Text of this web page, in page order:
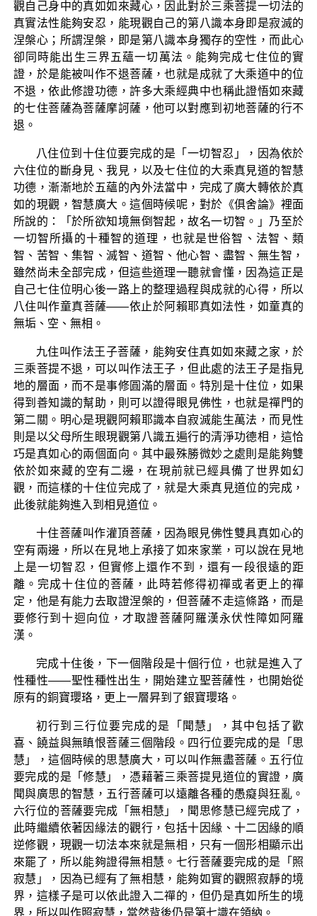
觀自己身中的真如如來藏心，因此對於三乘菩提一切法的
真實法性能夠安忍，能現觀自己的第八識本身即是寂滅的
涅槃心；所謂涅槃，即是第八識本身獨存的空性，而此心
卻同時能出生三界五蘊一切萬法。能夠完成七住位的實
證，於是能被叫作不退菩薩，也就是成就了大乘道中的位
不退，依此修證功德，許多大乘經典中也稱此證悟如來藏
的七住菩薩為菩薩摩訶薩，他可以對應到初地菩薩的行不
退。
八住位到十住位要完成的是「一切智忍」，因為依於
六住位的斷身見、我見，以及七住位的大乘真見道的智慧
功德，漸漸地於五蘊的內外法當中，完成了廣大轉依於真
如的現觀，智慧廣大。這個時候呢，對於《俱舍論》裡面
所說的：「於所欲知境無倒智起，故名一切智。」乃至於
一切智所攝的十種智的道理，也就是世俗智、法智、類
智、苦智、集智、滅智、道智、他心智、盡智、無生智，
雖然尚未全部完成，但這些道理一聽就會懂，因為這正是
自己七住位明心後一路上的整理過程與成就的心得，所以
八住叫作童真菩薩——依止於阿賴耶真如法性，如童真的
無垢、空、無相。
九住叫作法王子菩薩，能夠安住真如如來藏之家，於
三乘菩提不退，可以叫作法王子，但此處的法王子是指見
地的層面，而不是事修圓滿的層面。特別是十住位，如果
得到善知識的幫助，則可以證得眼見佛性，也就是禪門的
第二關。明心是現觀阿賴耶識本自寂滅能生萬法，而見性
則是以父母所生眼現觀第八識五遍行的清淨功德相，這恰
巧是真如心的兩個面向。其中最殊勝微妙之處則是能夠雙
依於如來藏的空有二邊，在現前就已經具備了世界如幻
觀，而這樣的十住位完成了，就是大乘真見道位的完成，
此後就能夠進入到相見道位。
十住菩薩叫作灌頂菩薩，因為眼見佛性雙具真如心的
空有兩邊，所以在見地上承接了如來家業，可以說在見地
上是一切智忍，但實修上還作不到，還有一段很遠的距
離。完成十住位的菩薩，此時若修得初禪或者更上的禪
定，他是有能力去取證涅槃的，但菩薩不走這條路，而是
要修行到十迴向位，才取證菩薩阿羅漢永伏性障如阿羅
漢。
完成十住後，下一個階段是十個行位，也就是進入了
性種性——聖性種性出生，開始建立聖菩薩性，也開始從
原有的銅寶瓔珞，更上一層昇到了銀寶瓔珞。
初行到三行位要完成的是「聞慧」，其中包括了歡
喜、饒益與無瞋恨菩薩三個階段。四行位要完成的是「思
慧」，這個時候的思慧廣大，可以叫作無盡菩薩。五行位
要完成的是「修慧」，憑藉著三乘菩提見道位的實證，廣
聞與廣思的智慧，五行菩薩可以遠離各種的愚癡與狂亂。
六行位的菩薩要完成「無相慧」，聞思修慧已經完成了，
此時繼續依著因緣法的觀行，包括十因緣、十二因緣的順
逆修觀，現觀一切法本來就是無相，只有一個形相顯示出
來罷了，所以能夠證得無相慧。七行菩薩要完成的是「照
寂慧」，因為已經有了無相慧，能夠如實的觀照寂靜的境
界，這樣子是可以依此證入二禪的，但仍是真如所生的境
界，所以叫作照寂慧，當然背後仍是第七識在領納。